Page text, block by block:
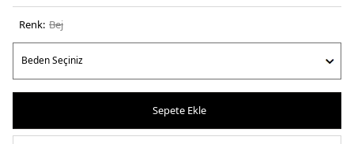
Renk: bej
Sepete Ekle